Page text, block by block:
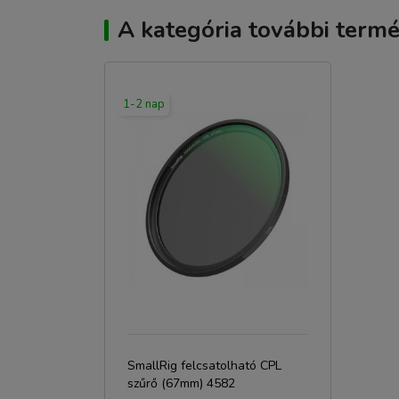
A kategória további
1-2 nap
SmallRig felcsatolható CPL
szűrő (67mm) 4582